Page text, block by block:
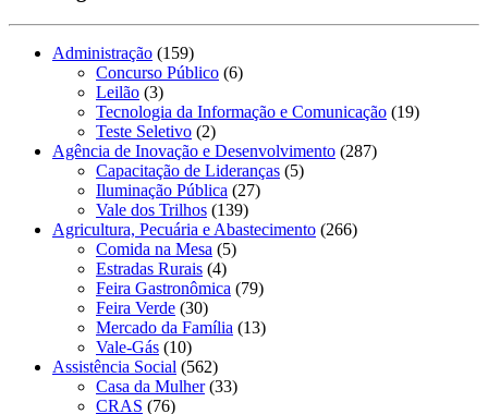
Administração (159)
Concurso Público (6)
Leilão (3)
Tecnologia da Informação e Comunicação (19)
Teste Seletivo (2)
Agência de Inovação e Desenvolvimento (287)
Capacitação de Lideranças (5)
Iluminação Pública (27)
Vale dos Trilhos (139)
Agricultura, Pecuária e Abastecimento (266)
Comida na Mesa (5)
Estradas Rurais (4)
Feira Gastronômica (79)
Feira Verde (30)
Mercado da Família (13)
Vale-Gás (10)
Assistência Social (562)
Casa da Mulher(33)
CRAS (76)